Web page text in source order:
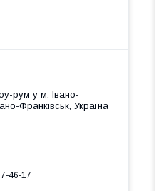
рум у м. Івано-
Франківськ, Україна
46-17